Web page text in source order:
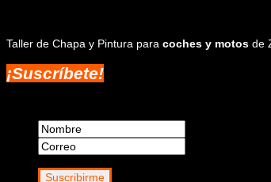
Taller de Chapa y Pintura para coches y motos de
¡Suscríbete!